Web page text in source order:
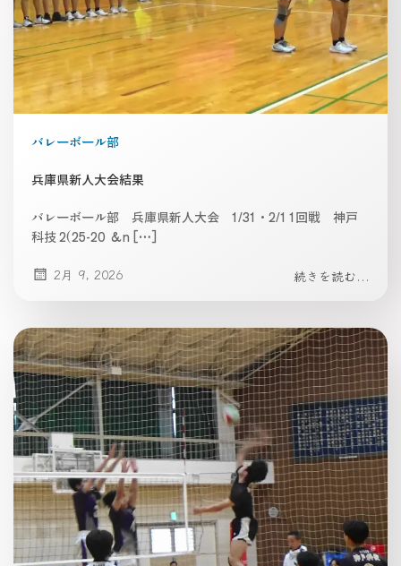
バレーボール部
兵庫県新人大会結果
バレーボール部 兵庫県新人大会 1/31・2/1 1回戦 神戸
科技 2(25-20 &n […]
2月 9, 2026 続きを読む...